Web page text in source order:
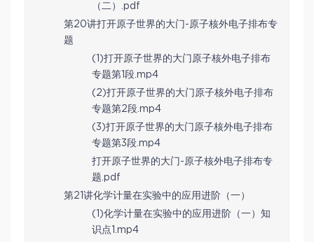
（二）.pdf
第20讲打开原子世界的大门-原子核外电子排布专
题
(1)打开原子世界的大门原子核外电子排布
专题第1段.mp4
(2)打开原子世界的大门原子核外电子排布
专题第2段.mp4
(3)打开原子世界的大门原子核外电子排布
专题第3段.mp4
打开原子世界的大门-原子核外电子排布专
题.pdf
第21讲化学计量在实验中的应用进阶（一）
(1)化学计量在实验中的应用进阶（一）知
识点1.mp4